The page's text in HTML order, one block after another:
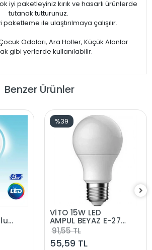
iyi paketleyiniz kırık ve hasarlı ürünlerde
tutanak tutturunuz.
ile ulaştırılmaya çalışılır.
Odaları, Ara Holler, Küçük Alanlar
gibi yerlerde kullanılabilir.
Benzer Ürünler
%39
VİTO 15W LED
AMPUL BEYAZ E-27
6400K
91,55 TL
55,59 TL